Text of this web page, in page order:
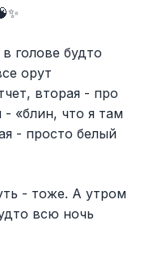
голове будто
орут
вторая - про
- «блин, что я там
- просто белый
- тоже. А утром
всю ночь